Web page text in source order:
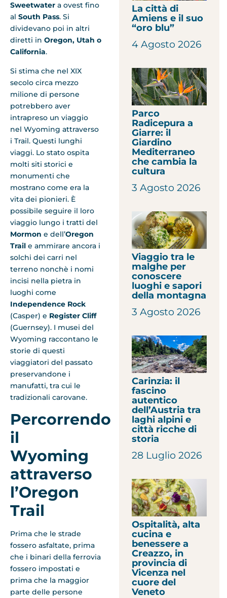
Sweetwater a ovest fino
al South Pass. Si
dividevano poi in altri
diretti in Oregon, Utah o
California.
Si stima che nel XIX
secolo circa mezzo
milione di persone
potrebbero aver
intrapreso un viaggio
nel Wyoming attraverso
i Trail. Questi lunghi
viaggi. Lo stato ospita
molti siti storici e
monumenti che
mostrano come era la
vita dei pionieri. È
possibile seguire il loro
viaggio lungo i tratti del
Mormon e dell’Oregon
Trail e ammirare ancora i
solchi dei carri nel
terreno nonchè i nomi
incisi nella pietra in
luoghi come
Independence Rock
(Casper) e Register Cliff
(Guernsey). I musei del
Wyoming raccontano le
storie di questi
viaggiatori del passato
preservandone i
manufatti, tra cui le
tradizionali carovane.
Percorrendo
il
Wyoming
attraverso
l’Oregon
Trail
Prima che le strade
fossero asfaltate, prima
che i binari della ferrovia
fossero impostati e
prima che la maggior
parte delle persone
La città di
Amiens e il suo
“oro blu”
4 Agosto 2026
Parco
Radicepura a
Giarre: il
Giardino
Mediterraneo
che cambia la
cultura
3 Agosto 2026
Viaggio tra le
malghe per
conoscere
luoghi e sapori
della montagna
3 Agosto 2026
Carinzia: il
fascino
autentico
dell’Austria tra
laghi alpini e
città ricche di
storia
28 Luglio 2026
Ospitalità, alta
cucina e
benessere a
Creazzo, in
provincia di
Vicenza nel
cuore del
Veneto